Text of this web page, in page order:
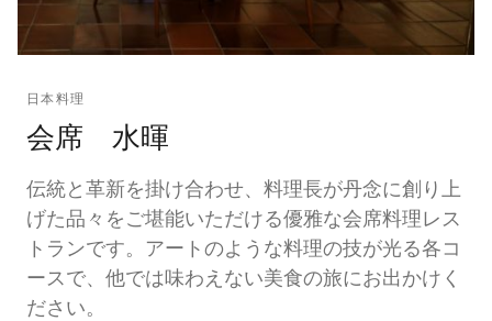
日本料理
会席 水暉
伝統と革新を掛け合わせ、料理長が丹念に創り上
げた品々をご堪能いただける優雅な会席料理レス
トランです。アートのような料理の技が光る各コ
ースで、他では味わえない美食の旅にお出かけく
ださい。